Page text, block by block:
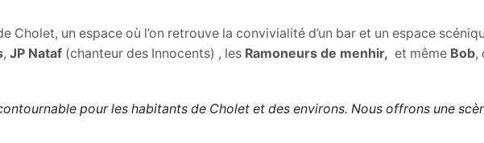
Cholet, un espace où l’on retrouve la convivialité d’un bar et un espace
, JP Nataf (chanteur des Innocents) , les Ramoneurs de menhir, et même Bob,
pour les habitants de Cholet et des environs. Nous offrons une